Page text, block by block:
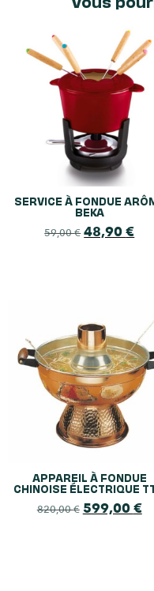
SERVICE À FONDUE
BEKA
59,00€ 48,90€
APPAREIL À FONDUE
CHINOISE ÉLECTRIQUE
820,00€ 599,00€